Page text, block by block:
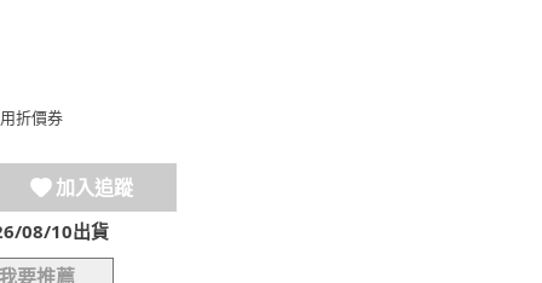
折價券
加入追蹤
08/10出貨
要推薦